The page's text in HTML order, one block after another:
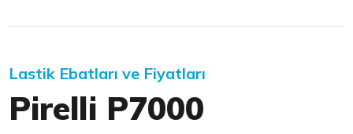
Lastik Ebatları ve Fiyatları
Pirelli P7000